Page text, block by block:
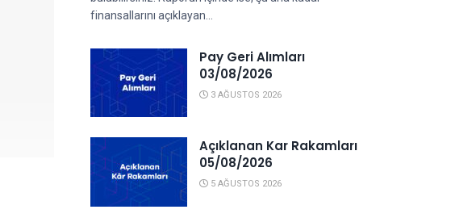
finansallarını açıklayan...
Pay Geri Alımları
03/08/2026
3 AĞUSTOS 2026
Açıklanan Kar Rakamları
05/08/2026
5 AĞUSTOS 2026